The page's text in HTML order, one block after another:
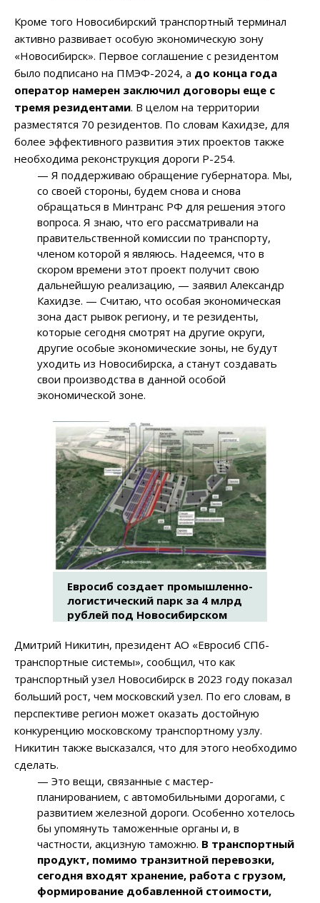
Кроме того Новосибирский транспортный терминал
активно развивает особую экономическую зону
«Новосибирск». Первое соглашение с резидентом
было подписано на ПМЭФ-2024, а до конца года
оператор намерен заключил договоры еще с
тремя резидентами. В целом на территории
разместятся 70 резидентов. По словам Кахидзе, для
более эффективного развития этих проектов также
необходима реконструкция дороги Р-254.
— Я поддерживаю обращение губернатора. Мы,
со своей стороны, будем снова и снова
обращаться в Минтранс РФ для решения этого
вопроса. Я знаю, что его рассматривали на
правительственной комиссии по транспорту,
членом которой я являюсь. Надеемся, что в
скором времени этот проект получит свою
дальнейшую реализацию, — заявил Александр
Кахидзе. — Считаю, что особая экономическая
зона даст рывок региону, и те резиденты,
которые сегодня смотрят на другие округи,
другие особые экономические зоны, не будут
уходить из Новосибирска, а станут создавать
свои производства в данной особой
экономической зоне.
Евросиб создает промышленно-
логистический парк за 4 млрд
рублей под Новосибирском
Дмитрий Никитин, президент АО «Евросиб СПб-
транспортные системы», сообщил, что как
транспортный узел Новосибирск в 2023 году показал
больший рост, чем московский узел. По его словам, в
перспективе регион может оказать достойную
конкуренцию московскому транспортному узлу.
Никитин также высказался, что для этого необходимо
сделать.
— Это вещи, связанные с мастер-
планированием, с автомобильными дорогами, с
развитием железной дороги. Особенно хотелось
бы упомянуть таможенные органы и, в
частности, акцизную таможню. В транспортный
продукт, помимо транзитной перевозки,
сегодня входят хранение, работа с грузом,
формирование добавленной стоимости,